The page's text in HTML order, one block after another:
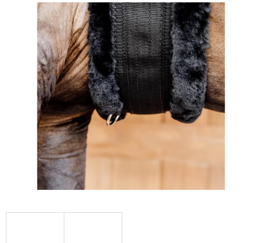
je
0,0
z
5
hvězdiček.